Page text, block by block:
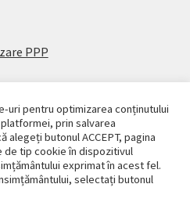
PPP
uri pentru optimizarea conținutului
prin salvarea
butonul ACCEPT, pagina
de tip cookie în dispozitivul
exprimat în acest fel.
selectați butonul